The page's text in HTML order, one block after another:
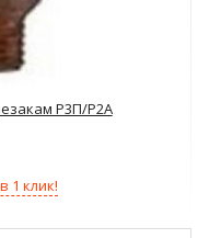
Р3П/Р2А
1 клик!